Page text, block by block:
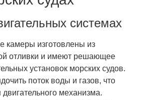
системах
камеры изготовлены из
отливки и имеют решающее
установок морских судов.
поток воды и газов, что
механизма.